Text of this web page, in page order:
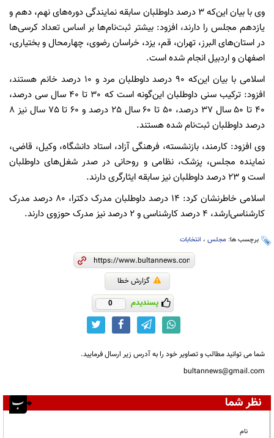
وی با بیان این‌که 3 درصد داوطلبان سابقه نمایندگی دوره‌های نهم، دهم و
یازدهم مجلس را دارند، افزود: بیشتر ثبت‌نام‌ها بر اساس تعداد کرسی‌ها
در استان‌های البرز، تهران، قم، یزد، خراسان رضوی، چهارمحال و بختیاری،
اصفهان و اردبیل انجام شده است.
اسلامی با بیان این‌که 90 درصد داوطلبان مرد و 10 درصد خانم هستند،
افزود: ترکیب سنی داوطلبان این‌گونه است که 30 تا 40 سال سی درصد،
40 تا 50 سال 37 درصد، 50 تا 60 سال 25 درصد و 60 تا 75 سال نیز 8
درصد داوطلبان ثبت‌نام شده هستند.
وی افزود: کارمند، بازنشسته، فرهنگی آزاد، استاد دانشگاه، وکیل، قاضی،
نماینده مجلس، پزشک، نظامی و روحانی در صدر شغل‌های داوطلبان
است و 23 درصد داوطلبان نیز سابقه ایثارگری دارند.
اسلامی خاطرنشان کرد: 14 درصد داوطلبان مدرک دکترا، 80 درصد مدرک
کارشناسی‌ارشد، 4 درصد کارشناسی و 2 درصد نیز مدرک حوزوی دارند.
برچسب ها: مجلس ، انتخابات
گزارش خطا
پسندیدم 0
شما می توانید مطالب و تصاویر خود را به آدرس زیر ارسال فرمایید.
bultannews@gmail.com
نظر شما
نام